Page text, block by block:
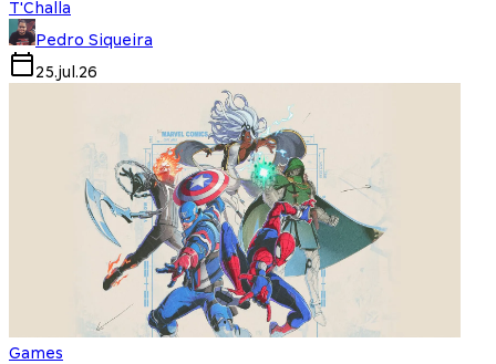
T'Challa
Pedro Siqueira
25.jul.26
Games